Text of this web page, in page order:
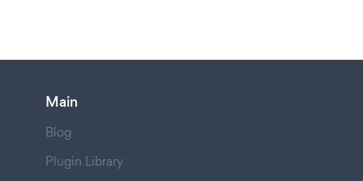
Main
Blog
Plugin Library